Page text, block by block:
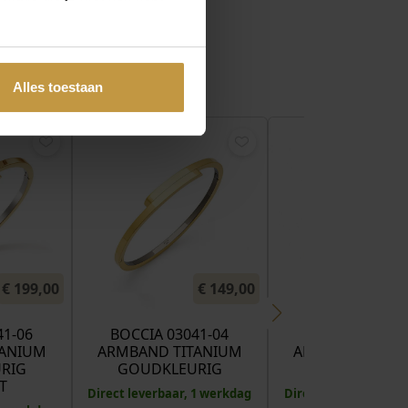
Alles toestaan
€199,00
06
€149,00
BOCCIA 03041-04
ARMBAND TITANIUM
GOUDKLEURIG
Direct leverbaar, 1 werkdag
ARMBAND
Direct leverbaar, 1